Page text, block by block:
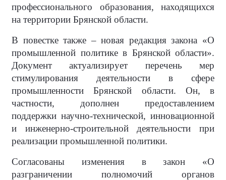
профессионального образования, находящихся
на территории Брянской области.
В повестке также – новая редакция закона «О
промышленной политике в Брянской области».
Документ актуализирует перечень мер
стимулирования деятельности в сфере
промышленности Брянской области. Он, в
частности, дополнен предоставлением
поддержки научно-технической, инновационной
и инженерно-строительной деятельности при
реализации промышленной политики.
Согласованы изменения в закон «О
разграничении полномочий органов